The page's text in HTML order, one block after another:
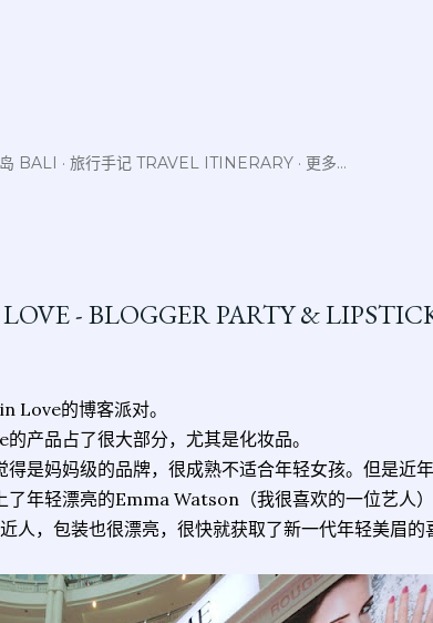
BALI 旅行手记 TRAVEL ITINERARY 更多…
- BLOGGER PARTY &
Love的博客派对。
产品占了很大部分，尤其是化妆品。
是妈妈级的品牌，很成熟不适合年轻女孩。但是近年
年轻漂亮的Emma Watson（我很喜欢的一位艺人
人，包装也很漂亮，很快就获取了新一代年轻美眉的